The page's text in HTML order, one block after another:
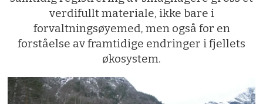
verdifullt materiale, ikke bare i
forvaltningsøyemed, men også for en
forståelse av framtidige endringer i fjellets
økosystem.